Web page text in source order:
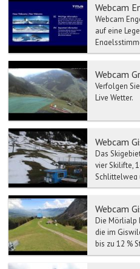
Webcam
Webcam
auf eine
Hahnen die
Webcam
Verfolgen
Live Wetter.
Webcam
Das
vier Skilifte,
Schlittelweg
Mörlialp...
Webcam
Die Mörlialp
die im
bis zu 12 %
Glaubenbü...